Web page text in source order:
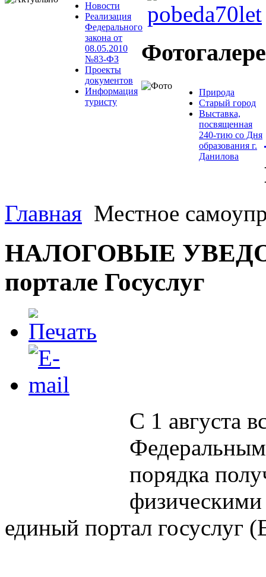
Новости
Реализация
Федерального
закона от
08.05.2010
№83-ФЗ
Проекты
документов
Информация
туристу
Природа
Старый город
Выставка,
посвященная
240-тию со Дня
образования г.
Данилова
Главная Местное
НАЛОГОВЫЕ
портале Госуслуг
С 1 августа
порядка
единый портал госуслуг